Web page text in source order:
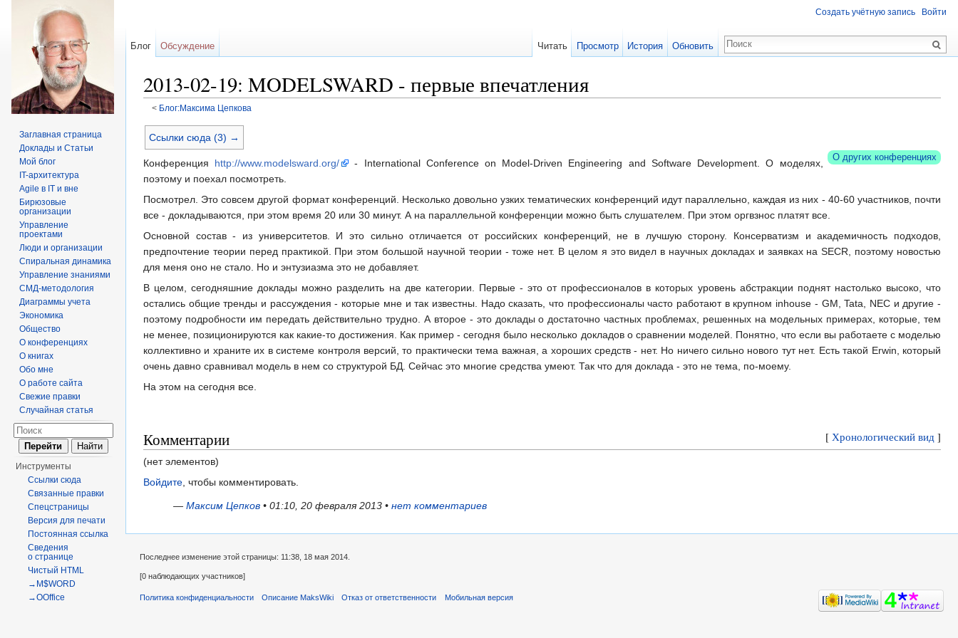
2013-02-19: MODELSWARD - первые впечатления
< Блог:Максима Цепкова
Ссылки сюда (3) →
О других конференциях
Конференция http://www.modelsward.org/
- International Conference on Model-Driven Engineering and Software Development. О моделях,
поэтому и поехал посмотреть.
Посмотрел. Это совсем другой формат конференций. Несколько довольно узких тематических конференций идут параллельно, каждая из них - 40-60 участников, почти
все - докладываются, при этом время 20 или 30 минут. А на параллельной конференции можно быть слушателем. При этом оргвзнос платят все.
Основной состав - из университетов. И это сильно отличается от российских конференций, не в лучшую сторону. Консерватизм и академичность подходов,
предпочтение теории перед практикой. При этом большой научной теории - тоже нет. В целом я это видел в научных докладах и заявках на SECR, поэтому новостью
для меня оно не стало. Но и энтузиазма это не добавляет.
В целом, сегодняшние доклады можно разделить на две категории. Первые - это от профессионалов в которых уровень абстракции поднят настолько высоко, что
остались общие тренды и рассуждения - которые мне и так известны. Надо сказать, что профессионалы часто работают в крупном inhouse - GM, Tata, NEC и другие -
поэтому подробности им передать действительно трудно. А второе - это доклады о достаточно частных проблемах, решенных на модельных примерах, которые, тем
не менее, позиционируются как какие-то достижения. Как пример - сегодня было несколько докладов о сравнении моделей. Понятно, что если вы работаете с моделью
коллективно и храните их в системе контроля версий, то практически тема важная, а хороших средств - нет. Но ничего сильно нового тут нет. Есть такой Erwin, который
очень давно сравнивал модель в нем со структурой БД. Сейчас это многие средства умеют. Так что для доклада - это не тема, по-моему.
На этом на сегодня все.
[ Хронологический вид ]
Комментарии
(нет элементов)
Войдите , чтобы комментировать.
— Максим Цепков • 01:10, 20 февраля 2013 • нет комментариев
Создать учётную запись Войти
Блог Обсуждение Читать Просмотр История Обновить
Заглавная страница
Доклады и Статьи
Мой блог
IT-архитектура
Agile в IT и вне
Бирюзовые
организации
Управление
проектами
Люди и организации
Спиральная динамика
Управление знаниями
СМД-методология
Диаграммы учета
Экономика
Общество
О конференциях
О книгах
Обо мне
О работе сайта
Свежие правки
Случайная статья
Инструменты
Ссылки сюда
Связанные правки
Спецстраницы
Версия для печати
Постоянная ссылка
Сведения
о странице
Чистый HTML
→M$WORD
→OOffice
Последнее изменение этой страницы: 11:38, 18 мая 2014.
[0 наблюдающих участников]
Политика конфиденциальности Описание MaksWiki Отказ от ответственности Мобильная версия